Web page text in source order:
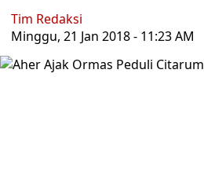
Tim Redaksi
Minggu, 21 Jan 2018 - 11:23 AM